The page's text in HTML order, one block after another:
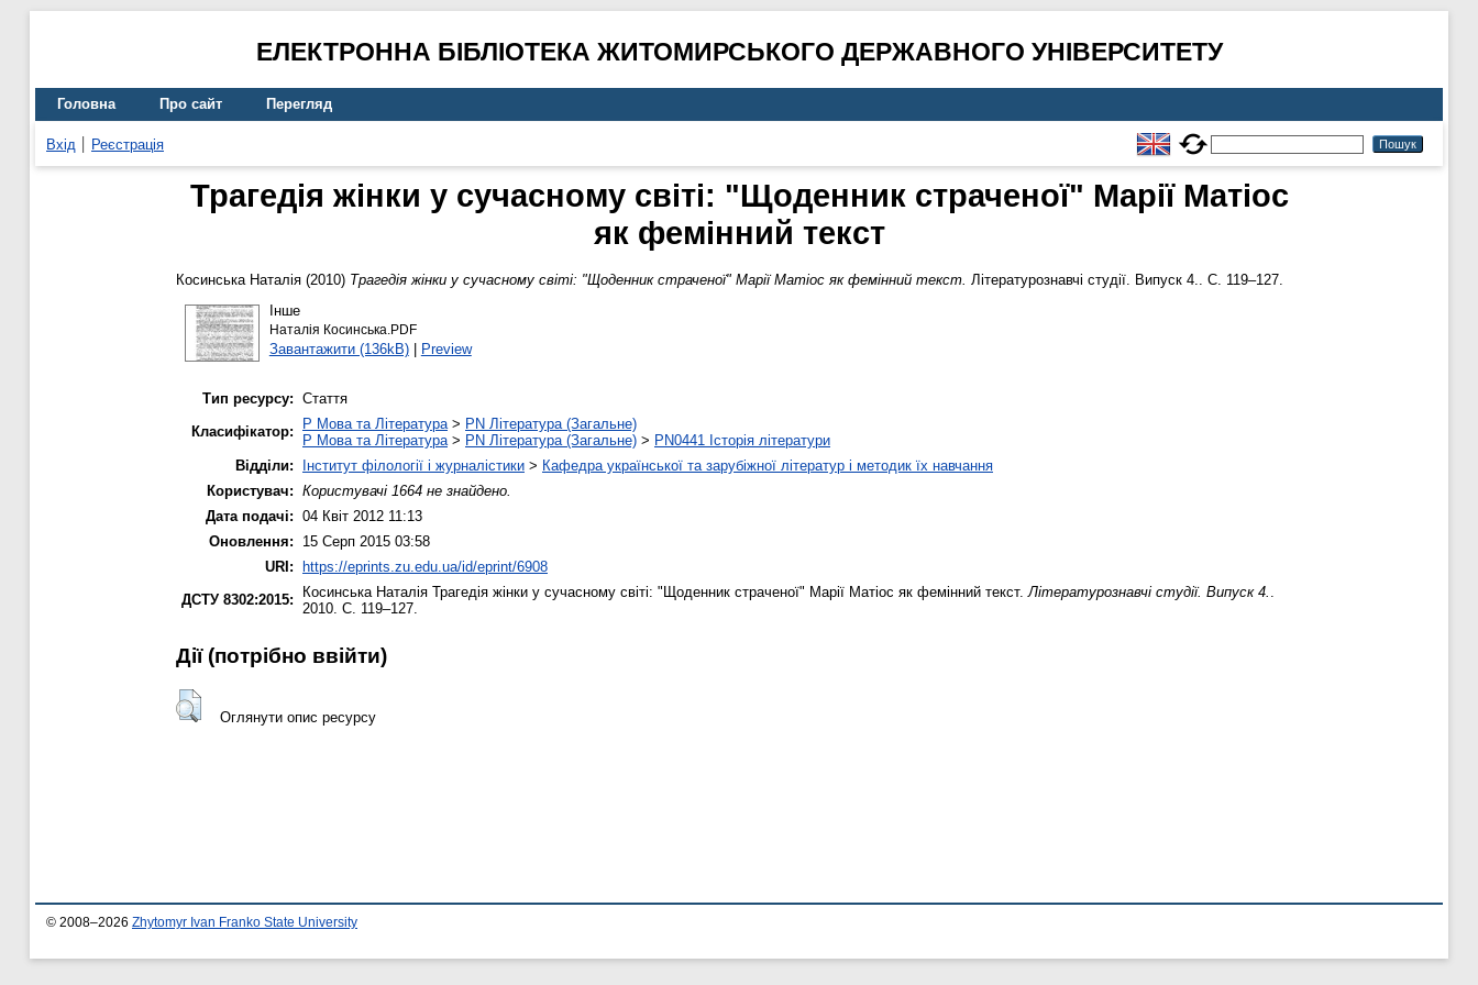
ЕЛЕКТРОННА БІБЛІОТЕКА ЖИТОМИРСЬКОГО ДЕРЖАВНОГО УНІВЕРСИТЕТУ
Головна Про сайт Перегляд
Вхід Реєстрація
Трагедія жінки у сучасному світі: "Щоденник страченої" Марії Матіос
як фемінний текст
Косинська Наталія (2010) Трагедія жінки у сучасному світі: "Щоденник страченої" Марії Матіос як фемінний текст. Літературознавчі студії. Випуск 4.. С. 119–127.
Інше
Наталія Косинська.PDF
Завантажити (136kB)| Preview
Тип ресурсу: Стаття
Класифікатор:
P Мова та Література> PN Література (Загальне)
P Мова та Література> PN Література (Загальне) > PN0441 Історія літератури
Відділи:
Інститут філології і журналістики > Кафедра української та зарубіжної літератур і методик їх навчання
Користувач: Користувачі 1664 не знайдено.
Дата подачі: 04 Квіт 2012 11:13
Оновлення:
15 Серп 2015 03:58
URI:
https://eprints.zu.edu.ua/id/eprint/6908
ДСТУ 8302:2015:
Косинська Наталія Трагедія жінки у сучасному світі: "Щоденник страченої" Марії Матіос як фемінний текст.Літературознавчі студії. Випуск 4. .
2010. С. 119–127.
Дії ​​(потрібно ввійти)
Оглянути опис ресурсу
© 2008–2026 Zhytomyr Ivan Franko State University